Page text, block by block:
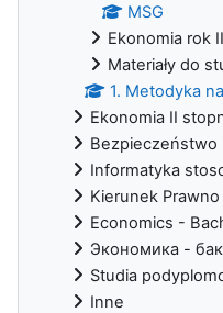
MSG
Ekonomia rok
Materiały do
1. Metodyka
Ekonomia II
Bezpieczeństwo
Informatyka
Kierunek
Economics -
Экономика -
Studia
Inne